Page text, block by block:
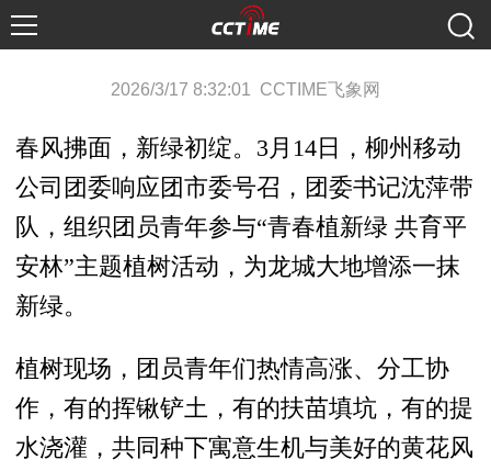
2026/3/17 8:32:01 CCTIME飞象网
春风拂面，新绿初绽。3月14日，柳州移动
公司团委响应团市委号召，团委书记沈萍带
队，组织团员青年参与“青春植新绿 共育平
安林”主题植树活动，为龙城大地增添一抹
新绿。
植树现场，团员青年们热情高涨、分工协
作，有的挥锹铲土，有的扶苗填坑，有的提
水浇灌，共同种下寓意生机与美好的黄花风